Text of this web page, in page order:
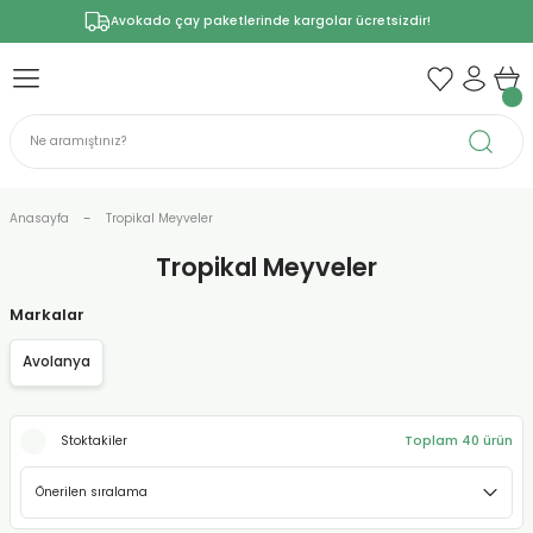
Avokado çay paketlerinde kargolar ücretsizdir!
Anasayfa Tropikal Meyveler
Tropikal Meyveler
Markalar
Avolanya
Stoktakiler Toplam 40 ürün